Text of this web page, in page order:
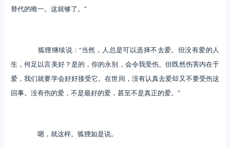
替代的唯一。这就够了。”
狐狸继续说：“当然，人总是可以选择不去爱。但没有爱的人
生，何足以言美好？是的，你的永别，会令我受伤。但既然伤害内在于
爱，我们就要学会好好接受它。在世间，没有认真去爱却又不要受伤这
回事。没有伤的爱，不是最好的爱，甚至不是真正的爱。”
嗯，就这样。狐狸如是说。